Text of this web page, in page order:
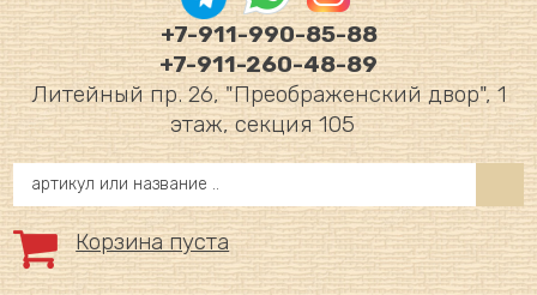
+7-911-990-85-88
+7-911-260-48-89
Литейный пр. 26, "Преображенский двор", 1
этаж, секция 105
Корзина пуста